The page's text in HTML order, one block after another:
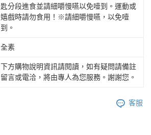
匙分段進食並請細嚼慢嚥以免噎到。運動或
嬉戲時請勿食用！※請細嚼慢嚥，以免噎
到。
全素
下方購物說明資訊請閱讀，如有疑問請備註
留言或電洽，將由專人為您服務。謝謝您。
客服